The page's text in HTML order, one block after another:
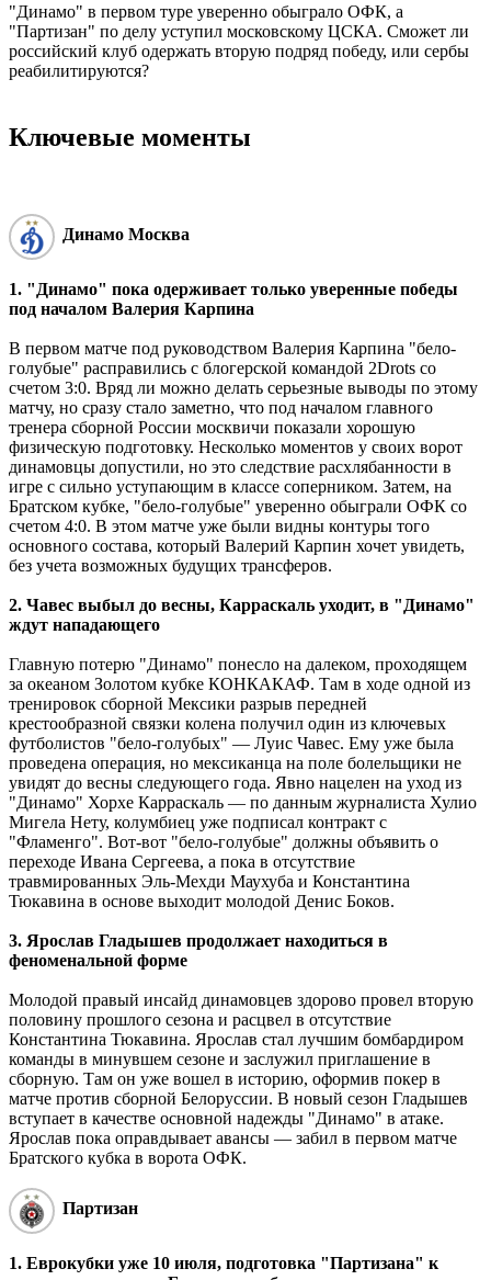
"Динамо" в первом туре уверенно обыграло ОФК, а
"Партизан" по делу уступил московскому ЦСКА. Сможет ли
российский клуб одержать вторую подряд победу, или сербы
реабилитируются?
Ключевые моменты
Динамо Москва
1. "Динамо" пока одерживает только уверенные победы
под началом Валерия Карпина
В первом матче под руководством Валерия Карпина "бело-
голубые" расправились с блогерской командой 2Drots со
счетом 3:0. Вряд ли можно делать серьезные выводы по этому
матчу, но сразу стало заметно, что под началом главного
тренера сборной России москвичи показали хорошую
физическую подготовку. Несколько моментов у своих ворот
динамовцы допустили, но это следствие расхлябанности в
игре с сильно уступающим в классе соперником. Затем, на
Братском кубке, "бело-голубые" уверенно обыграли ОФК со
счетом 4:0. В этом матче уже были видны контуры того
основного состава, который Валерий Карпин хочет увидеть,
без учета возможных будущих трансферов.
2. Чавес выбыл до весны, Карраскаль уходит, в "Динамо"
ждут нападающего
Главную потерю "Динамо" понесло на далеком, проходящем
за океаном Золотом кубке КОНКАКАФ. Там в ходе одной из
тренировок сборной Мексики разрыв передней
крестообразной связки колена получил один из ключевых
футболистов "бело-голубых" ― Луис Чавес. Ему уже была
проведена операция, но мексиканца на поле болельщики не
увидят до весны следующего года. Явно нацелен на уход из
"Динамо" Хорхе Карраскаль ― по данным журналиста Хулио
Мигела Нету, колумбиец уже подписал контракт с
"Фламенго". Вот-вот "бело-голубые" должны объявить о
переходе Ивана Сергеева, а пока в отсутствие
травмированных Эль-Мехди Маухуба и Константина
Тюкавина в основе выходит молодой Денис Боков.
3. Ярослав Гладышев продолжает находиться в
феноменальной форме
Молодой правый инсайд динамовцев здорово провел вторую
половину прошлого сезона и расцвел в отсутствие
Константина Тюкавина. Ярослав стал лучшим бомбардиром
команды в минувшем сезоне и заслужил приглашение в
сборную. Там он уже вошел в историю, оформив покер в
матче против сборной Белоруссии. В новый сезон Гладышев
вступает в качестве основной надежды "Динамо" в атаке.
Ярослав пока оправдывает авансы ― забил в первом матче
Братского кубка в ворота ОФК.
Партизан
1. Еврокубки уже 10 июля, подготовка "Партизана" к